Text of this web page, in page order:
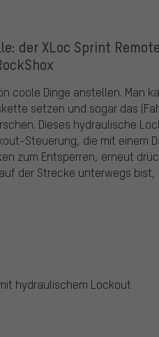
der XLoc Sprint
coole Dinge anstellen. Man
setzen und sogar das
Dieses hydraulische
Steuerung, die mit einem
zum Entsperren, erneut
der Strecke unterwegs bist,
hydraulischem Lockout